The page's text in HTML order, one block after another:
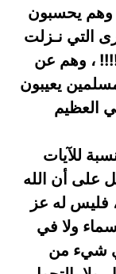
وهم يحسبون
التي نـزلت
، وهم عن
يعيبون
العظيم
للآيات
على أن الله
فليس له عز
ولا في
شيء من